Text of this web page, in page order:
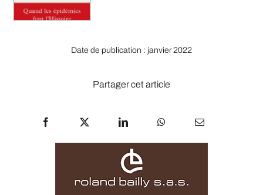
Date de publication : janvier 2022
Partager cet article